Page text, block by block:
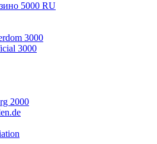
5000 RU
3000
3000
2000